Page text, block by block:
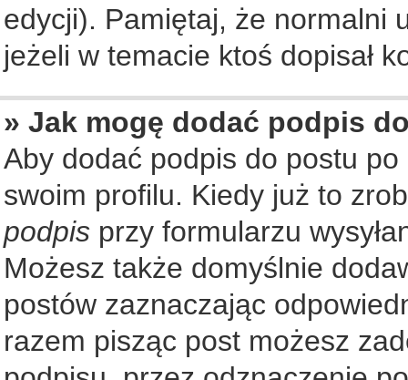
edycji). Pamiętaj, że normalni
jeżeli w temacie ktoś dopisał
» Jak mogę dodać podpis
Aby dodać podpis do postu
swoim profilu. Kiedy już to
podpis przy formularzu
Możesz także domyślnie
postów zaznaczając
razem pisząc post możesz